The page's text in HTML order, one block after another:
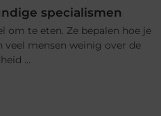
specialismen
om te eten. Ze bepalen hoe je
veel mensen weinig over de
...